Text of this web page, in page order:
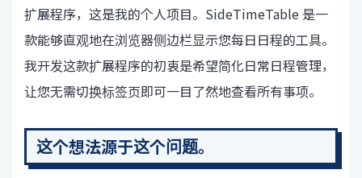
扩展程序，这是我的个人项目。SideTimeTable 是一
款能够直观地在浏览器侧边栏显示您每日日程的工具。
我开发这款扩展程序的初衷是希望简化日常日程管理，
让您无需切换标签页即可一目了然地查看所有事项。
这个想法源于这个问题。